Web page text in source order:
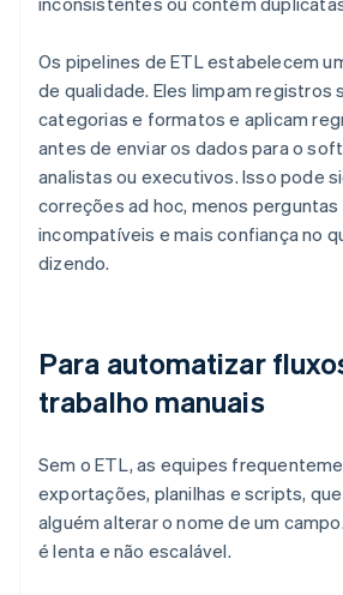
Os pipelines de ETL estabelecem
de qualidade. Eles limpam registros
categorias e formatos e aplicam
antes de enviar os dados para o
analistas ou executivos. Isso pode
correções ad hoc, menos
incompatíveis e mais confiança no
dizendo.
Para automatizar
trabalho manuais
Sem o ETL, as equipes
exportações, planilhas e scripts,
alguém alterar o nome de um
é lenta e não escalável.